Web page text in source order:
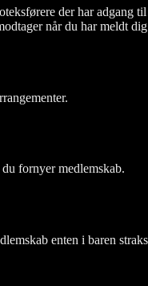
der har adgang
når du har meldt
fornyer medlemskab.
enten i baren